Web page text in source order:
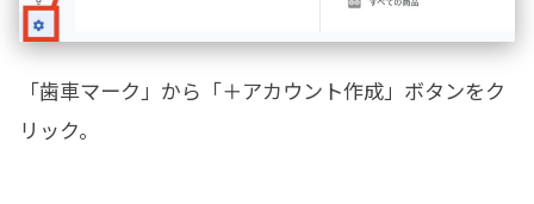
「歯車マーク」から「＋アカウント作成」ボタンをク
リック。